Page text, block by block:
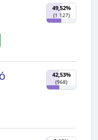
49,52%
(1 127)
42,53%
(968)